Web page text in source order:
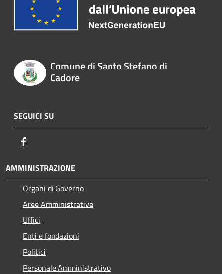
Comune di Santo Stefano di
Cadore
SEGUICI SU
AMMINISTRAZIONE
Organi di Governo
Aree Amministrative
Uffici
Enti e fondazioni
Politici
Personale Amministrativo